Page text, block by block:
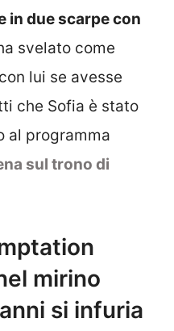
in due scarpe con
svelato come
lui se avesse
che Sofia è stato
al programma
sul trono di
mirino
si infuria